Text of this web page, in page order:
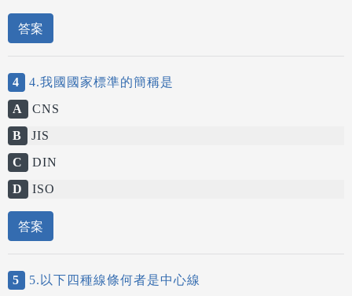
答案
4
4.我國國家標準的簡稱是
A
CNS
B
JIS
C
DIN
D
ISO
答案
5
5.以下四種線條何者是中心線